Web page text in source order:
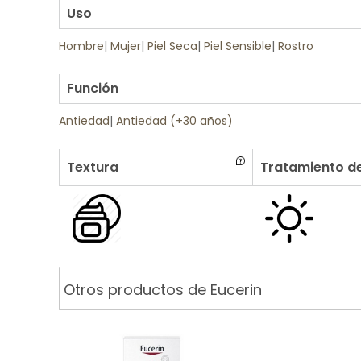
Uso
Hombre| Mujer| Piel Seca| Piel Sensible| Rostro
Función
Antiedad| Antiedad (+30 años)
Textura Tratamiento
Otros productos de Eucerin